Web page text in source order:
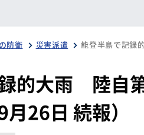
防衛 災害派遣
的大雨 陸自
26日 続報）